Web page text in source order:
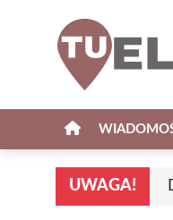
UWAGA!